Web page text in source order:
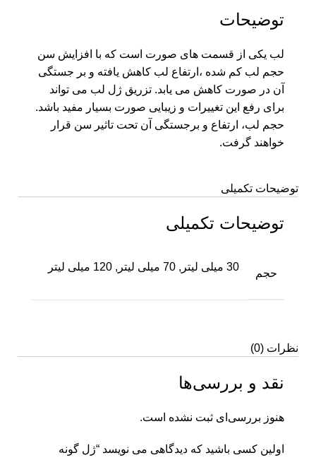
توضیحات
لب یکی از قسمت های صورت است که با افزایش سن
حجم لب کم شده ،ارتفاع لب کاهش یافته و بر جستگی
آن در صورت کاهش می یابد. تزریق ژل لب می تواند
برای رفع این تغییرات و زیبایی صورت بسیار مفید باشد.
حجم لب، ارتفاع و برجستگی آن تحت تاثیر سن قرار
خواهند گرفت.
توضیحات تکمیلی
توضیحات تکمیلی
حجم
30 میلی لیتر, 70 میلی لیتر, 120 میلی لیتر
نظرات (0)
نقد و بررسی‌ها
هنوز بررسی‌ای ثبت نشده است.
اولین کسی باشید که دیدگاهی می نویسد “ژل گونه